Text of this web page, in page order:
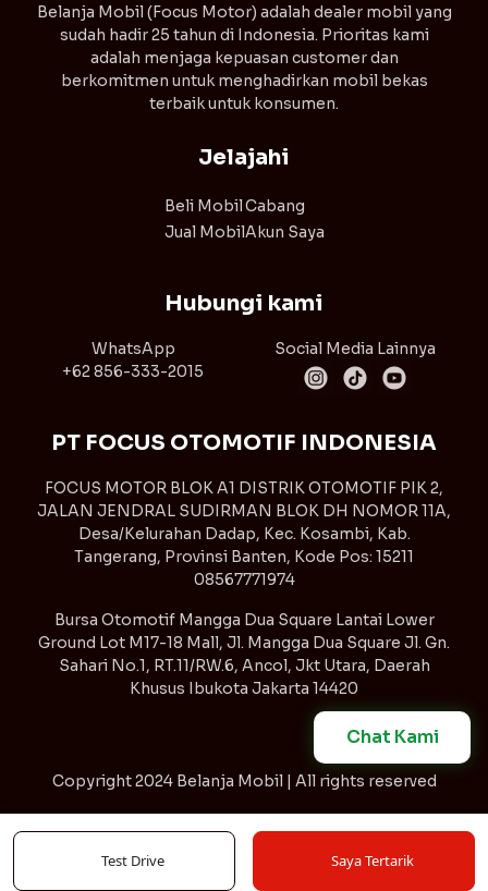
Chat Kami
Test Drive Saya Tertarik
⁠Belanja Mobil (Focus Motor) adalah dealer mobil yang
sudah hadir 25 tahun di Indonesia. Prioritas kami
adalah menjaga kepuasan customer dan
berkomitmen untuk menghadirkan mobil bekas
terbaik untuk konsumen.
Jelajahi
Beli Mobil
Jual Mobil
Cabang
Akun Saya
Hubungi kami
WhatsApp
+62 856-333-2015
Social Media Lainnya
PT FOCUS OTOMOTIF INDONESIA
FOCUS MOTOR BLOK A1 DISTRIK OTOMOTIF PIK 2,
JALAN JENDRAL SUDIRMAN BLOK DH NOMOR 11A,
Desa/Kelurahan Dadap, Kec. Kosambi, Kab.
Tangerang, Provinsi Banten, Kode Pos: 15211
08567771974
Bursa Otomotif Mangga Dua Square Lantai Lower
Ground Lot M17-18 Mall, Jl. Mangga Dua Square Jl. Gn.
Sahari No.1, RT.11/RW.6, Ancol, Jkt Utara, Daerah
Khusus Ibukota Jakarta 14420
Copyright2024 Belanja Mobil | All rights reserved
Kebijakan Privasi